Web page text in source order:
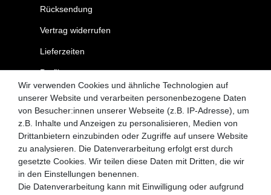
Rücksendung
Vertrag widerrufen
Lieferzeiten
Profil
Kontakt
MySchirm.de
AGB
Datenschutzerklärung
Widerrufsrecht
Wir verwenden Cookies und ähnliche Technologien auf
unserer Website und verarbeiten personenbezogene Daten
von Besucher:innen unserer Webseite (z.B. IP-Adresse), um
z.B. Inhalte und Anzeigen zu personalisieren, Medien von
Drittanbietern einzubinden oder Zugriffe auf unsere Website
zu analysieren. Die Datenverarbeitung erfolgt erst durch
gesetzte Cookies. Wir teilen diese Daten mit Dritten, die wir
in den Einstellungen benennen.
Die Datenverarbeitung kann mit Einwilligung oder aufgrund